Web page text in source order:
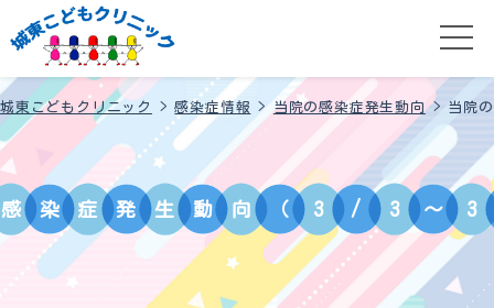
城東こどもクリニック >感染症情報 > 当院の感染症発生動向> 当院
感 染 症 発 生 動 向 （ 3 / 3 ～ 3